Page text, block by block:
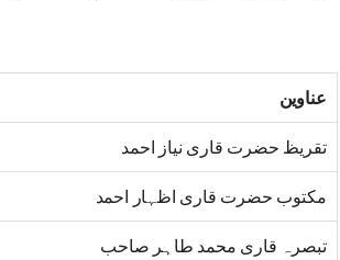
عناوین
تقریظ حضرت قاری نیاز احمد
مکتوب حضرت قاری اظہار احمد
تبصرہ قاری محمد طاہر صاحب